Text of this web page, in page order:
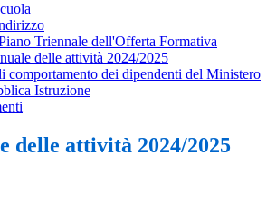
Triennale dell'Offerta Formativa
delle attività 2024/2025
comportamento dei dipendenti del Ministero
Istruzione
delle attività 2024/2025